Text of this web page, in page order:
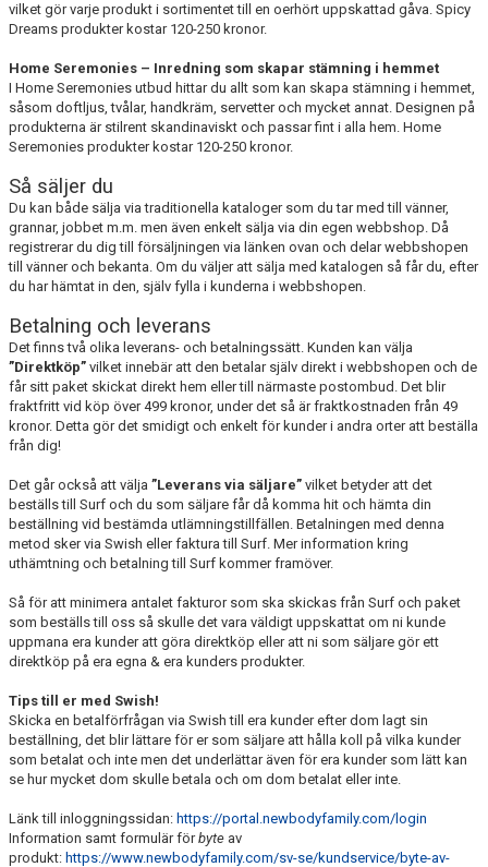
vilket gör varje produkt i sortimentet till en oerhört uppskattad gåva. Spicy
Dreams produkter kostar 120-250 kronor.
Home Seremonies – Inredning som skapar stämning i hemmet
I Home Seremonies utbud hittar du allt som kan skapa stämning i hemmet,
såsom doftljus, tvålar, handkräm, servetter och mycket annat. Designen på
produkterna är stilrent skandinaviskt och passar fint i alla hem. Home
Seremonies produkter kostar 120-250 kronor.
Så säljer du
Du kan både sälja via traditionella kataloger som du tar med till vänner,
grannar, jobbet m.m. men även enkelt sälja via din egen webbshop. Då
registrerar du dig till försäljningen via länken ovan och delar webbshopen
till vänner och bekanta. Om du väljer att sälja med katalogen så får du, efter
du har hämtat in den, själv fylla i kunderna i webbshopen.
Betalning och leverans
Det finns två olika leverans- och betalningssätt. Kunden kan välja
”Direktköp” vilket innebär att den betalar själv direkt i webbshopen och de
får sitt paket skickat direkt hem eller till närmaste postombud. Det blir
fraktfritt vid köp över 499 kronor, under det så är fraktkostnaden från 49
kronor. Detta gör det smidigt och enkelt för kunder i andra orter att beställa
från dig!
Det går också att välja ”Leverans via säljare” vilket betyder att det
beställs till Surf och du som säljare får då komma hit och hämta din
beställning vid bestämda utlämningstillfällen. Betalningen med denna
metod sker via Swish eller faktura till Surf. Mer information kring
uthämtning och betalning till Surf kommer framöver.
Så för att minimera antalet fakturor som ska skickas från Surf och paket
som beställs till oss så skulle det vara väldigt uppskattat om ni kunde
uppmana era kunder att göra direktköp eller att ni som säljare gör ett
direktköp på era egna & era kunders produkter.
Tips till er med Swish!
Skicka en betalförfrågan via Swish till era kunder efter dom lagt sin
beställning, det blir lättare för er som säljare att hålla koll på vilka kunder
som betalat och inte men det underlättar även för era kunder som lätt kan
se hur mycket dom skulle betala och om dom betalat eller inte.
Länk till inloggningssidan: https://portal.newbodyfamily.com/login
Information samt formulär förbyte av
produkt: https://www.newbodyfamily.com/sv-se/kundservice/byte-av-